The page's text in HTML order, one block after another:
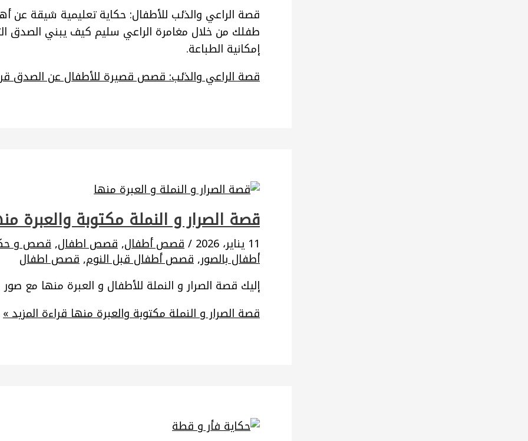
قصة الراعي والذئب للأطفال: حكاية تعليمية شيقة عن
طفلك من خلال مغامرة الراعي سليم كيف يبني الصدق
إمكانية الطباعة.
قصة الراعي والذئب: قصص قصيرة للأطفال عن الصدق
قصة الصرار و النملة مكتوبة والعبرة
11 يناير، 2026 /قصص أطفال,قصص اطفال,قصص و
أطفال بالصور,قصص أطفال قبل النوم,قصص اطفال
إليك قصة الصرار و النملة للأطفال و العبرة منها مع
قصة الصرار و النملة مكتوبة والعبرة منهاقراءة المزيد »